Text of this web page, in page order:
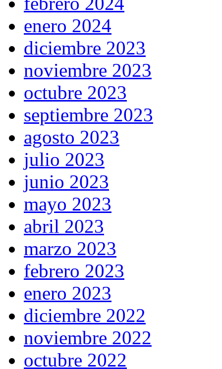
enero 2024
diciembre 2023
noviembre 2023
octubre 2023
septiembre 2023
agosto 2023
julio 2023
junio 2023
mayo 2023
abril 2023
marzo 2023
febrero 2023
enero 2023
diciembre 2022
noviembre 2022
octubre 2022